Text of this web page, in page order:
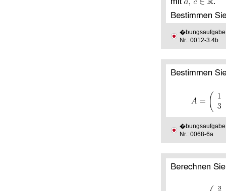
�bungsaufgabe
Nr.: 0012-3.4b
�bungsaufgabe
Nr.: 0068-6a